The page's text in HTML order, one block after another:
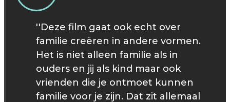
''Deze film gaat ook echt over
familie creëren in andere vormen.
Het is niet alleen familie als in
ouders en jij als kind maar ook
vrienden die je ontmoet kunnen
familie voor je zijn. Dat zit allemaal